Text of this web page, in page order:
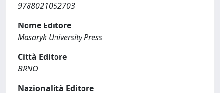
9788021052703
Nome Editore
Masaryk University Press
Città Editore
BRNO
Nazionalità Editore